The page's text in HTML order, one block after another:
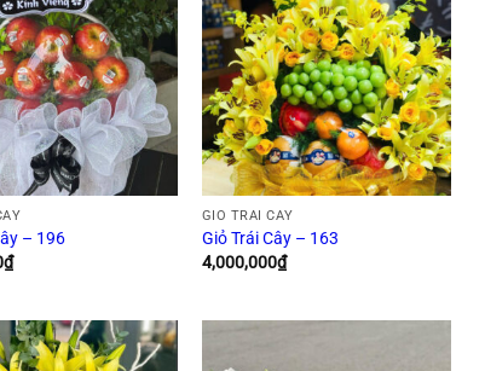
– 196
₫
GIỎ TRÁI CÂY
Giỏ Trái Cây – 163
4,000,000₫